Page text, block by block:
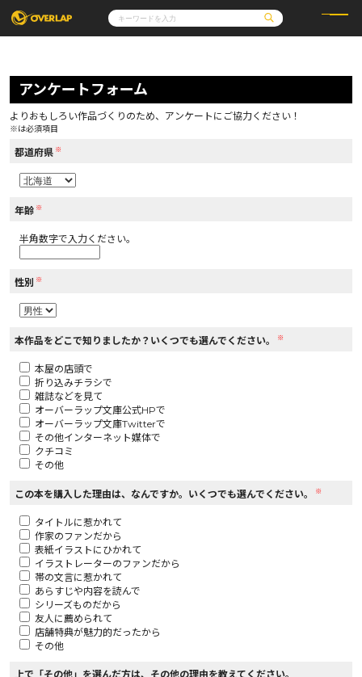
コミック
コミックガルド
コミッククリエ
LiQulle
ラブパルフェ
ライトノベル
ロサージュノベルス
その他
コミックエッセイ
通販・NEWS
OVERLAP STORE
アクセス
オーバーラップホールディングス
アンケートフォーム
よりおもしろい作品づくりのため、アンケートにご協力ください！
※は必須項目
都道府県 ※
年齢 ※
半角数字で入力ください。
性別 ※
本作品をどこで知りましたか？いくつでも選んでください。 ※
本屋の店頭で
折り込みチラシで
雑誌などを見て
オーバーラップ文庫公式HPで
オーバーラップ文庫Twitterで
その他インターネット媒体で
クチコミ
その他
この本を購入した理由は、なんですか。いくつでも選んでください。 ※
タイトルに惹かれて
作家のファンだから
表紙イラストにひかれて
イラストレーターのファンだから
帯の文言に惹かれて
あらすじや内容を読んで
シリーズものだから
友人に薦められて
店舗特典が魅力的だったから
その他
上で「その他」を選んだ方は、その他の理由を教えてください。